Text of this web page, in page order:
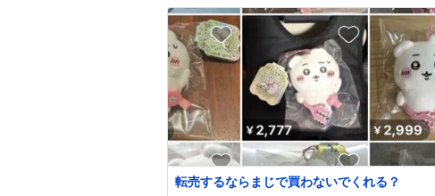
転売するならまじで買わないでくれる？